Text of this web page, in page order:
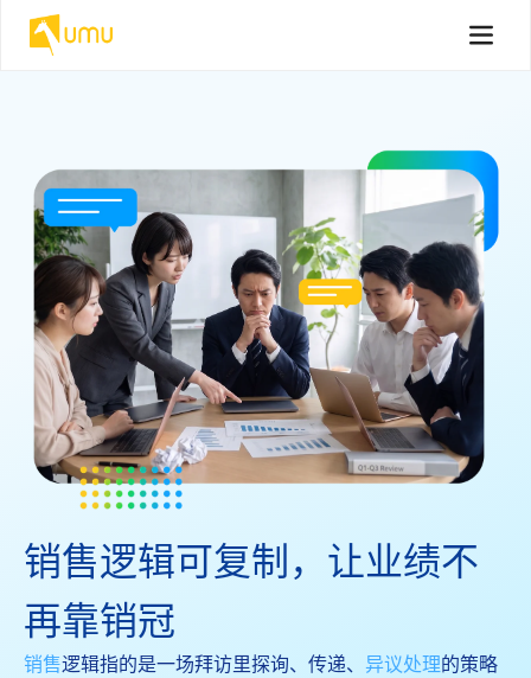
销售逻辑可复制，让业绩不
再靠销冠
销售逻辑指的是一场拜访里探询、传递、 异议处理的策略